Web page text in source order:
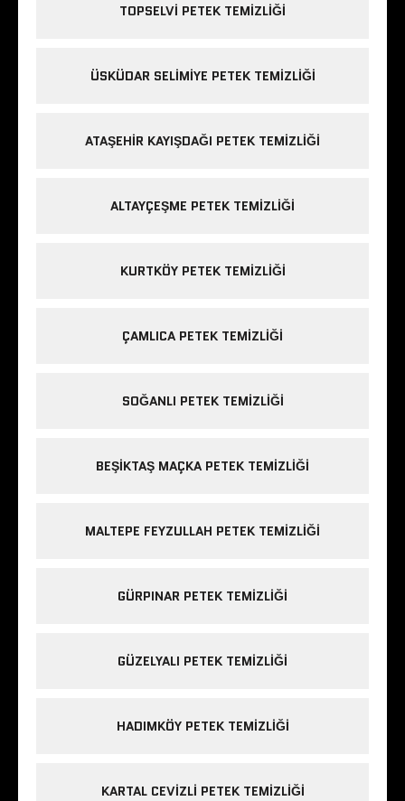
TOPSELVI PETEK TEMIZLIĞI
ÜSKÜDAR SELIMIYE PETEK TEMIZLIĞI
ATAŞEHIR KAYIŞDAĞI PETEK TEMIZLIĞI
ALTAYÇEŞME PETEK TEMIZLIĞI
KURTKÖY PETEK TEMIZLIĞI
ÇAMLICA PETEK TEMIZLIĞI
SOĞANLI PETEK TEMIZLIĞI
BEŞIKTAŞ MAÇKA PETEK TEMIZLIĞI
MALTEPE FEYZULLAH PETEK TEMIZLIĞI
GÜRPINAR PETEK TEMIZLIĞI
GÜZELYALI PETEK TEMIZLIĞI
HADIMKÖY PETEK TEMIZLIĞI
KARTAL CEVIZLI PETEK TEMIZLIĞI